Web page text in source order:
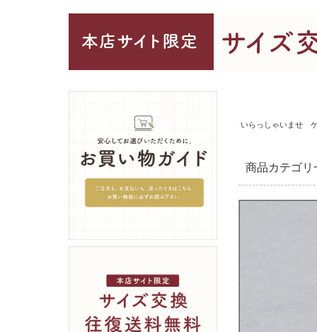
いらっしゃいませ
商品カテゴリ